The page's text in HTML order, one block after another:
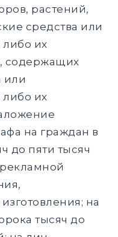
растений,
средства или
их
содержащих
или
их
на граждан в
до пяти тысяч
на
тысяч до